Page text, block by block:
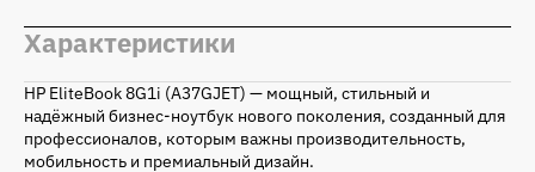
Характеристики
HP EliteBook 8G1i (A37GJET) — мощный, стильный и
надёжный бизнес-ноутбук нового поколения, созданный для
профессионалов, которым важны производительность,
мобильность и премиальный дизайн.